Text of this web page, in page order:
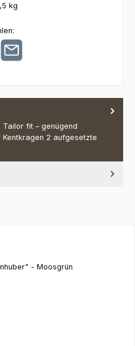
kg
fit – genügend
2 aufgesetzte